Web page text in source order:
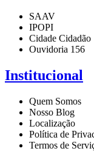
SAAV
IPOPI
Cidade Cidadão
Ouvidoria 156
Institucional
Quem Somos
Nosso Blog
Localização
Política de
Termos de